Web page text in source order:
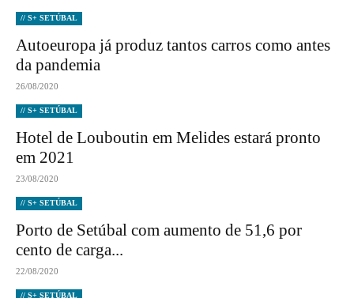
// S+ SETÚBAL
Autoeuropa já produz tantos carros como antes
da pandemia
26/08/2020
// S+ SETÚBAL
Hotel de Louboutin em Melides estará pronto
em 2021
23/08/2020
// S+ SETÚBAL
Porto de Setúbal com aumento de 51,6 por
cento de carga...
22/08/2020
// S+ SETÚBAL